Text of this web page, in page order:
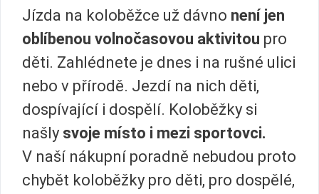
Jízda na koloběžce už dávno není jen
oblíbenou volnočasovou aktivitou pro
děti. Zahlédnete je dnes i na rušné ulici
nebo v přírodě. Jezdí na nich děti,
dospívající i dospělí. Koloběžky si
našly svoje místo i mezi sportovci.
V naší nákupní poradně nebudou proto
chybět koloběžky pro děti, pro dospělé,